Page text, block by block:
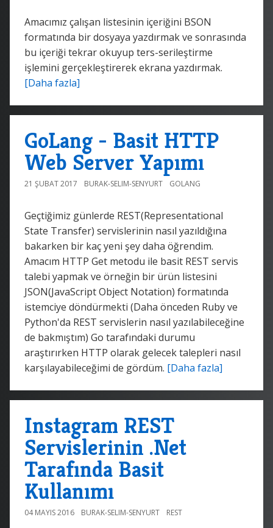
Amacımız çalışan listesinin içeriğini BSON
formatında bir dosyaya yazdırmak ve sonrasında
bu içeriği tekrar okuyup ters-serileştirme
işlemini gerçekleştirerek ekrana yazdırmak.
[Daha fazla]
GoLang - Basit HTTP
Web Server Yapımı
21 ŞUBAT 2017 BURAK-SELIM-SENYURT GOLANG
Geçtiğimiz günlerde REST(Representational
State Transfer) servislerinin nasıl yazıldığına
bakarken bir kaç yeni şey daha öğrendim.
Amacım HTTP Get metodu ile basit REST servis
talebi yapmak ve örneğin bir ürün listesini
JSON(JavaScript Object Notation) formatında
istemciye döndürmekti (Daha önceden Ruby ve
Python'da REST servislerin nasıl yazılabileceğine
de bakmıştım) Go tarafındaki durumu
araştırırken HTTP olarak gelecek talepleri nasıl
karşılayabileceğimi de gördüm. [Daha fazla]
Instagram REST
Servislerinin .Net
Tarafında Basit
Kullanımı
04 MAYIS 2016 BURAK-SELIM-SENYURT REST